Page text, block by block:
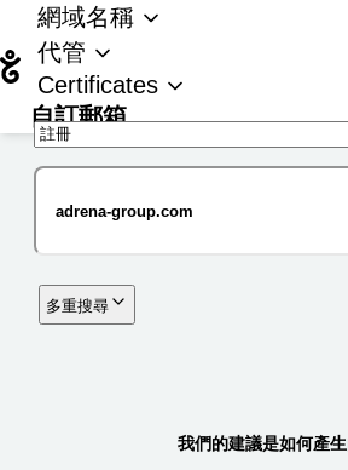
網域名稱
代管
Certificates
自訂郵箱
多重搜尋
我們的建議是如何產